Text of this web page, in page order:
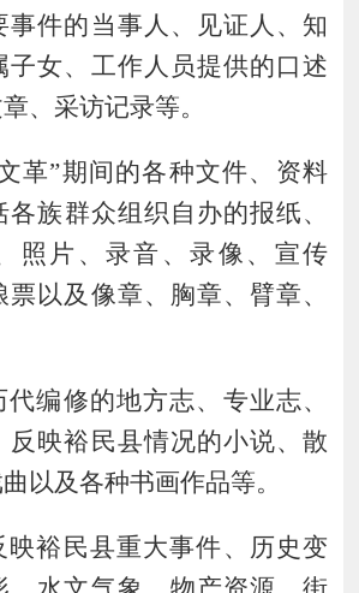
事件的当事人、见证人、知
子女、工作人员提供的口述
、采访记录等。
革”期间的各种文件、资料
各族群众组织自办的报纸、
照片、录音、录像、宣传
以及像章、胸章、臂章、
代编修的地方志、专业志、
反映裕民县情况的小说、散
以及各种书画作品等。
映裕民县重大事件、历史变